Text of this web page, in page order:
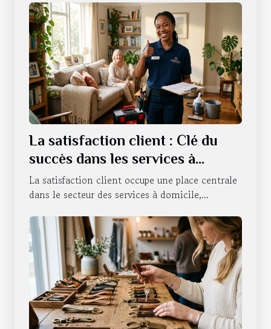
La satisfaction client : Clé du
succès dans les services à
domicile
La satisfaction client occupe une place centrale
dans le secteur des services à domicile,...